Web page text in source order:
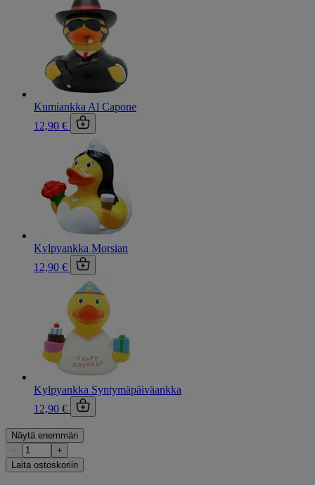
Kumiankka Al Capone
12,90 €
Kylpyankka Morsian
12,90 €
Kylpyankka Syntymäpäiväankka
12,90 €
Näytä enemmän
−
+
Laita ostoskoriin